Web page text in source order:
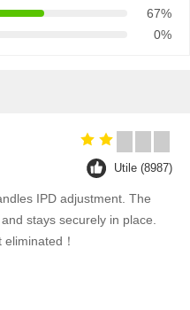
67%
0%
Utile (8987)
IPD adjustment. The
stays securely in place.
！